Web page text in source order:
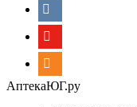
АптекаЮГ.ру